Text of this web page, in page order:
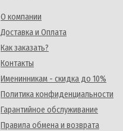
О компании
Доставка и Оплата
Как заказать?
Контакты
Именинникам - скидка до 10%
Политика конфиденциальности
Гарантийное обслуживание
Правила обмена и возврата